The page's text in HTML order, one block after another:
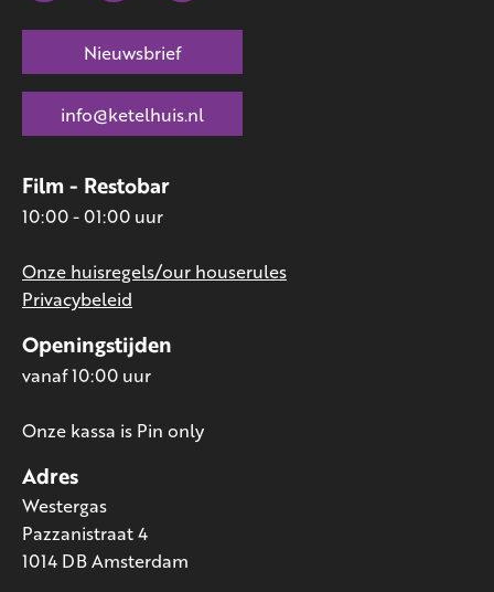
Adres
Westergas
Pazzanistraat 4
1014 DB Amsterdam
Openingstijden
vanaf 10:00 uur
Onze kassa is Pin only
Film - Restobar
10:00 - 01:00 uur
Onze huisregels/our houserules
Privacybeleid
Nieuwsbrief
info@ketelhuis.nl